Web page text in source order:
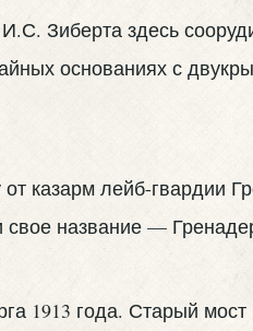
И.С. Зиберта здесь
основаниях с
казарм лейб-гвардии
название —